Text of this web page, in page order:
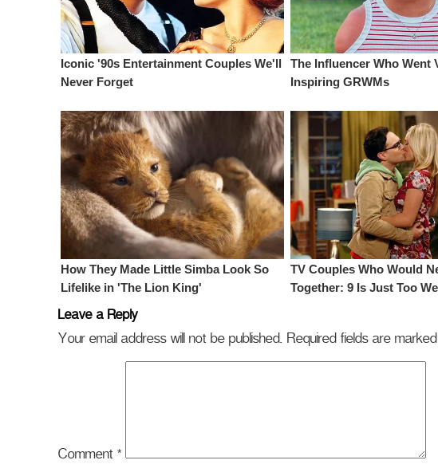
Leave a Reply
Your email address will not be published. Required fields are marked
Comment *